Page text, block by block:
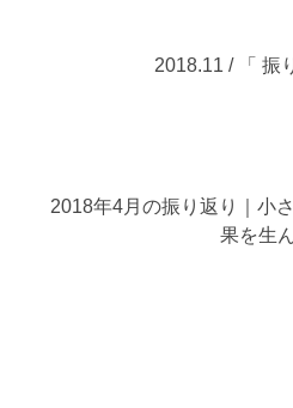
2018.11 / 「 振
2018年4月の振り返り｜小
果を生